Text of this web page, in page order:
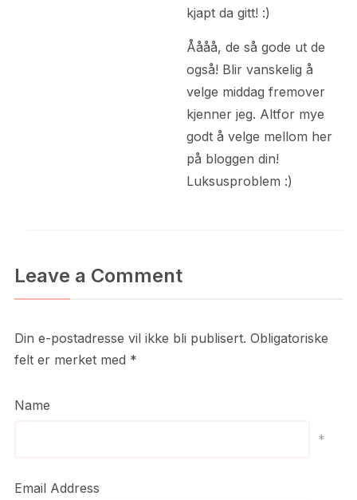
kjapt da gitt! :)
Åååå, de så gode ut de
også! Blir vanskelig å
velge middag fremover
kjenner jeg. Altfor mye
godt å velge mellom her
på bloggen din!
Luksusproblem :)
Leave a Comment
Din e-postadresse vil ikke bli publisert. Obligatoriske
felt er merket med *
Name
*
Email Address